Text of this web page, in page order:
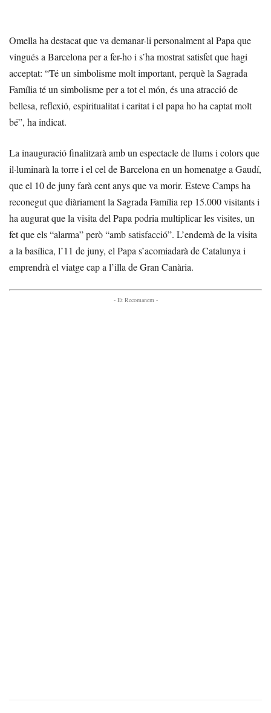
Omella ha destacat que va demanar-li personalment al Papa que
vingués a Barcelona per a fer-ho i s’ha mostrat satisfet que hagi
acceptat: “Té un simbolisme molt important, perquè la Sagrada
Família té un simbolisme per a tot el món, és una atracció de
bellesa, reflexió, espiritualitat i caritat i el papa ho ha captat molt
bé”, ha indicat.
La inauguració finalitzarà amb un espectacle de llums i colors que
il·luminarà la torre i el cel de Barcelona en un homenatge a Gaudí,
que el 10 de juny farà cent anys que va morir. Esteve Camps ha
reconegut que diàriament la Sagrada Família rep 15.000 visitants i
ha augurat que la visita del Papa podria multiplicar les visites, un
fet que els “alarma” però “amb satisfacció”. L’endemà de la visita
a la basílica, l’11 de juny, el Papa s’acomiadarà de Catalunya i
emprendrà el viatge cap a l’illa de Gran Canària.
- Et Recomanem -